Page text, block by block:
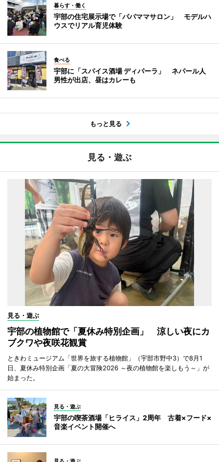
暮らす・働く
宇部の住宅展示場で「パパママサロン」 モデルハ
ウスでリアル育児体験
食べる
宇部に「スパイス酒場 ディパーラ」 ネパール人
男性が出店、昼はカレーも
もっと見る
見る・遊ぶ
見る・遊ぶ
宇部の植物館で「夏休み特別企画」 涼しい夜にカ
ブクワや夜咲花観賞
ときわミュージアム「世界を旅する植物館」（宇部市野中3）で8月1
日、夏休み特別企画「夏の大冒険2026 ～夜の植物館を楽しもう～」が
始まった。
見る・遊ぶ
宇部の喫茶酒場「ヒライス」2周年 古着×フード×
音楽イベント開催へ